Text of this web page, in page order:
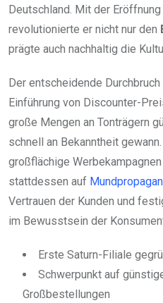
Deutschland. Mit der
revolutionierte er nicht nur den
prägte auch nachhaltig die
Der entscheidende
Einführung von Discounter-
große Mengen an Tonträgern
schnell an Bekanntheit
großflächige
stattdessen auf
Vertrauen der Kunden und
im Bewusstsein der
Erste Saturn-Filiale
Schwerpunkt auf
Großbestellungen